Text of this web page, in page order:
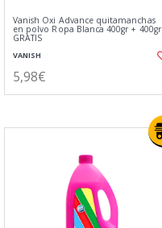
Vanish Oxi Advance quitamanchas
en polvo Ropa Blanca 400gr + 400gr
GRATIS
VANISH
5,98€